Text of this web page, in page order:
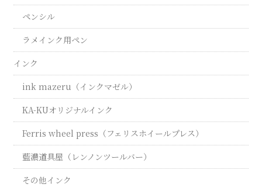
ペンシル
ラメインク用ペン
インク
ink mazeru（インクマゼル）
KA-KUオリジナルインク
Ferris wheel press（フェリスホイールプレス）
藍濃道具屋（レンノンツールバー）
その他インク